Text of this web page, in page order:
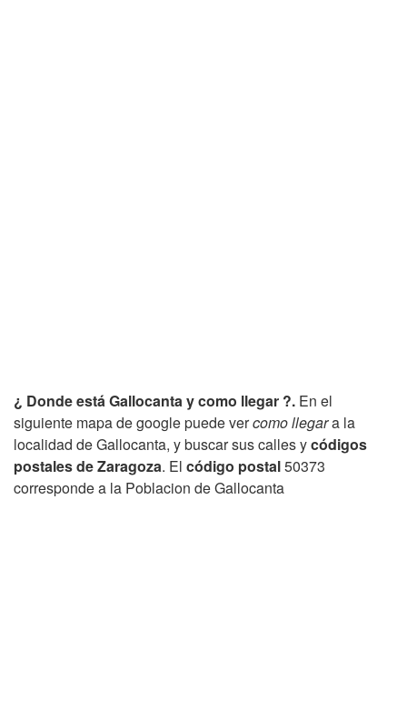
¿ Donde está Gallocanta y como llegar ?. En el
siguiente mapa de google puede vercomo llegara la
localidad de Gallocanta, y buscar sus calles ycódigos
postales de Zaragoza. El código postal50373
corresponde a la Poblacion de Gallocanta